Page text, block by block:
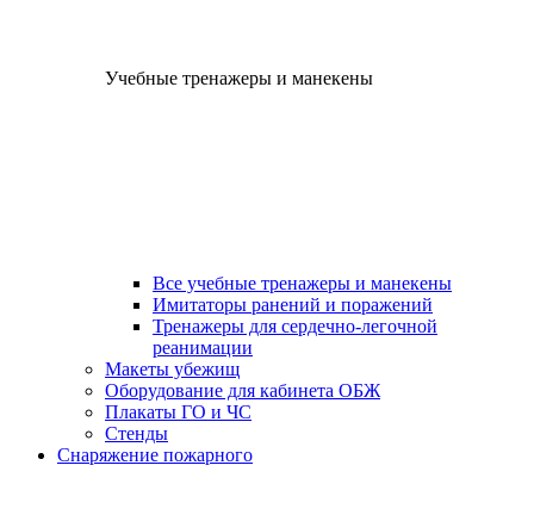
Учебные тренажеры и манекены
Все учебные тренажеры и манекены
Имитаторы ранений и поражений
Тренажеры для сердечно-легочной
реанимации
Макеты убежищ
Оборудование для кабинета ОБЖ
Плакаты ГО и ЧС
Стенды
Снаряжение пожарного